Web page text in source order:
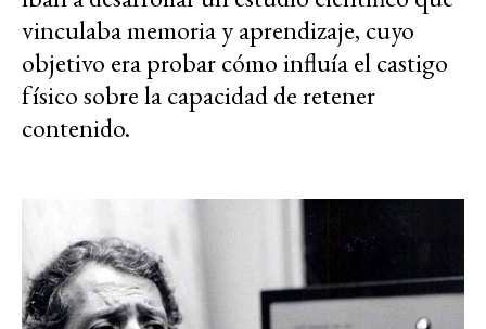
vinculaba memoria y aprendizaje, cuyo
objetivo era probar cómo influía el castigo
físico sobre la capacidad de retener
contenido.